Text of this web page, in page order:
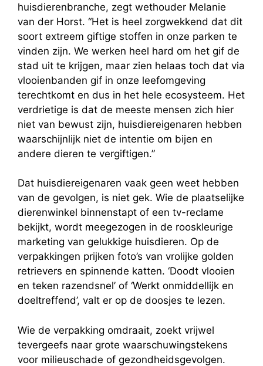
huisdierenbranche, zegt wethouder Melanie
van der Horst. “Het is heel zorgwekkend dat dit
soort extreem giftige stoffen in onze parken te
vinden zijn. We werken heel hard om het gif de
stad uit te krijgen, maar zien helaas toch dat via
vlooienbanden gif in onze leefomgeving
terechtkomt en dus in het hele ecosysteem. Het
verdrietige is dat de meeste mensen zich hier
niet van bewust zijn, huisdiereigenaren hebben
waarschijnlijk niet de intentie om bijen en
andere dieren te vergiftigen.”
Dat huisdiereigenaren vaak geen weet hebben
van de gevolgen, is niet gek. Wie de plaatselijke
dierenwinkel binnenstapt of een tv-reclame
bekijkt, wordt meegezogen in de rooskleurige
marketing van gelukkige huisdieren. Op de
verpakkingen prijken foto’s van vrolijke golden
retrievers en spinnende katten. ‘Doodt vlooien
en teken razendsnel’ of ‘Werkt onmiddellijk en
doeltreffend’, valt er op de doosjes te lezen.
Wie de verpakking omdraait, zoekt vrijwel
tevergeefs naar grote waarschuwingstekens
voor milieuschade of gezondheidsgevolgen.